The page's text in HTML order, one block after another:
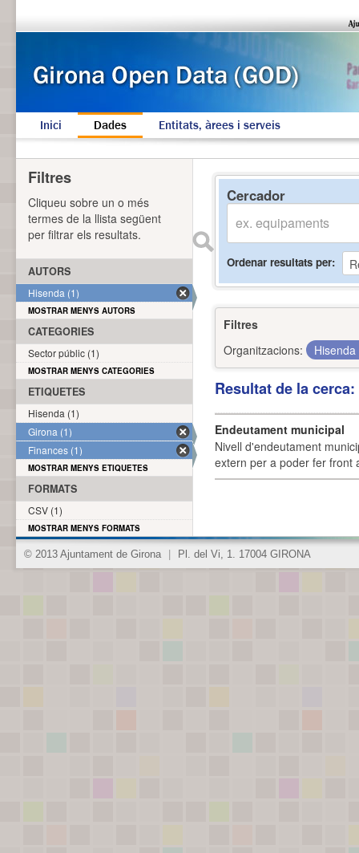
Inici Dades Entitats, àrees i serveis
Cercador
Ordenar resultats per
Filtres
Organitzacions:
Hisenda
Resultat de la
Endeutament municipal
Nivell d'endeutament
extern per a poder fer front
Filtres
Cliqueu sobre un o més
termes de la llista següent
per filtrar els resultats.
AUTORS
Hisenda (1)
MOSTRAR MENYS AUTORS
CATEGORIES
Sector públic (1)
MOSTRAR MENYS CATEGORIES
ETIQUETES
Hisenda (1)
Girona (1)
Finances (1)
MOSTRAR MENYS ETIQUETES
FORMATS
CSV (1)
MOSTRAR MENYS FORMATS
© 2013 Ajuntament de Girona Pl. del Vi, 1. 17004 GIRONA